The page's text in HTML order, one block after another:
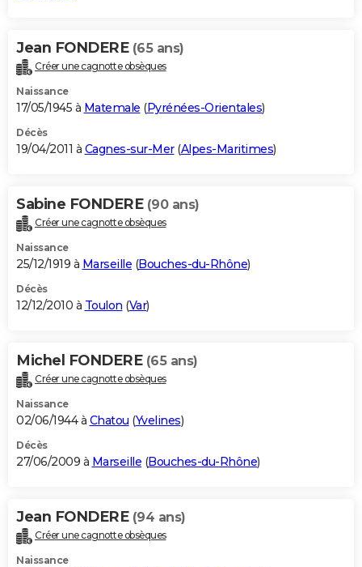
Jean FONDERE (65 ans)
Créer une cagnotte obsèques
Naissance
17/05/1945 à Matemale (Pyrénées-Orientales)
Décès
19/04/2011 à Cagnes-sur-Mer(Alpes-Maritimes)
Sabine FONDERE (90 ans)
Créer une cagnotte obsèques
Naissance
25/12/1919 à Marseille (Bouches-du-Rhône)
Décès
12/12/2010 à Toulon (Var)
Michel FONDERE (65 ans)
Créer une cagnotte obsèques
Naissance
02/06/1944 à Chatou (Yvelines)
Décès
27/06/2009 à Marseille (Bouches-du-Rhône)
Jean FONDERE (94 ans)
Créer une cagnotte obsèques
Naissance